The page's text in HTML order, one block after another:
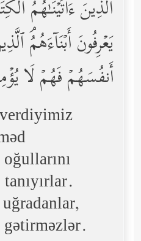
ٱلَّذِینَ ءَاتَیۡنَـٰهُمُ
یَعۡرِفُونَ أَبۡنَاۤءَهُمُۘ
أَنفُسَهُمۡ فَهُمۡ لَا